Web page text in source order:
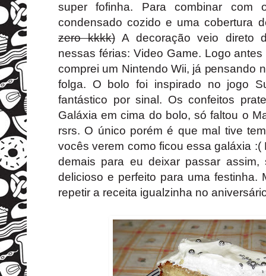
super fofinha. Para combinar com
condensado cozido e uma cobertura
zero kkkk)A decoração veio direto
nessas férias: Video Game. Logo
comprei um Nintendo Wii, já pensando
folga. O bolo foi inspirado no jogo
fantástico por sinal. Os confeitos
Galáxia em cima do bolo, só faltou o
rsrs. O único porém é que mal tive
vocês verem como ficou essa galáxia
demais para eu deixar passar assim,
delicioso e perfeito para uma festinha.
repetir a receita igualzinha no